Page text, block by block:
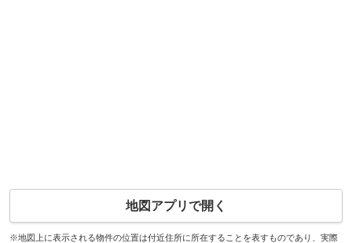
地図アプリで開く
※地図上に表示される物件の位置は付近住所に所在することを表すものであり、実際